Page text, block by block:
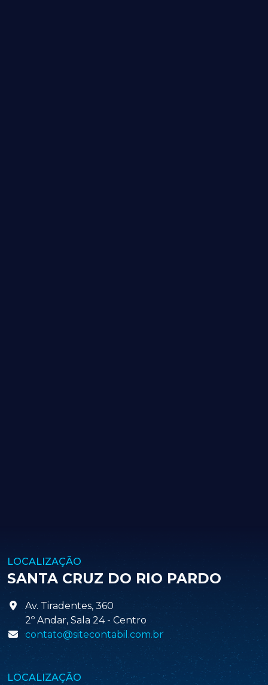
LOCALIZAÇÃO
SANTA CRUZ DO RIO PARDO
Av. Tiradentes, 360
2º Andar, Sala 24 - Centro
contato@sitecontabil.com.br
LOCALIZAÇÃO